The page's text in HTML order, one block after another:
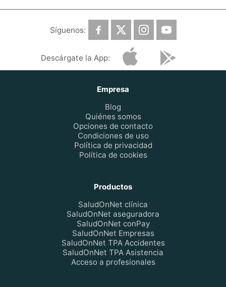
Síguenos:
Descárgate la App:
Empresa
Blog
Quiénes somos
Opciones de contacto
Condiciones de uso
Política de privacidad
Política de cookies
Productos
SaludOnNet clínica
SaludOnNet aseguradora
SaludOnNet conPay
SaludOnNet Empresas
SaludOnNet TPA Accidentes
SaludOnNet TPA Asistencia
Acceso a profesionales